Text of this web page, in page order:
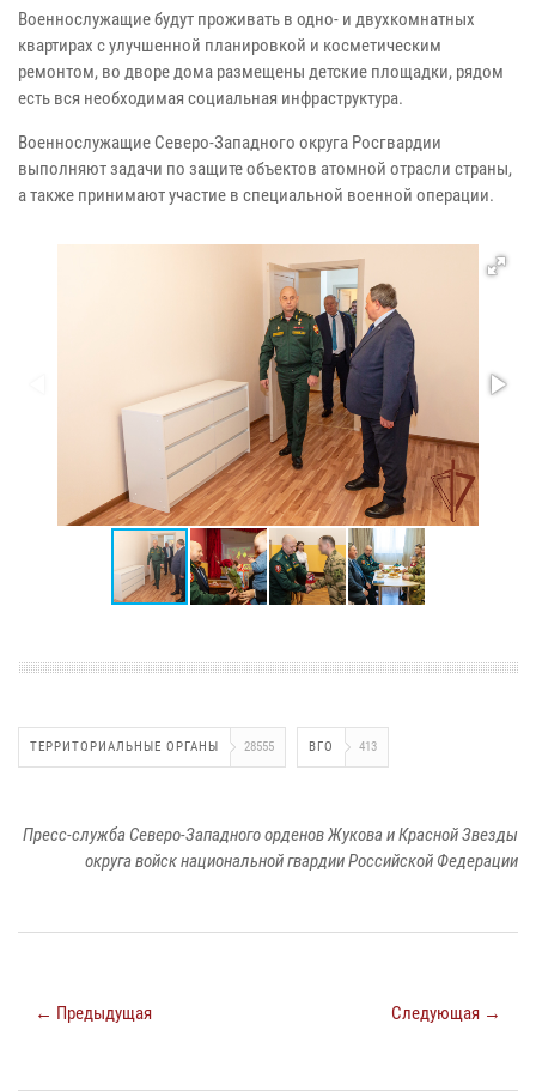
Военнослужащие будут проживать в одно- и двухкомнатных
квартирах с улучшенной планировкой и косметическим
ремонтом, во дворе дома размещены детские площадки, рядом
есть вся необходимая социальная инфраструктура.
Военнослужащие Северо-Западного округа Росгвардии
выполняют задачи по защите объектов атомной отрасли страны,
а также принимают участие в специальной военной операции.
ТЕРРИТОРИАЛЬНЫЕ ОРГАНЫ 28555 ВГО 413
Пресс-служба Северо-Западного орденов Жукова и Красной Звезды
округа войск национальной гвардии Российской Федерации
← Предыдущая Следующая →